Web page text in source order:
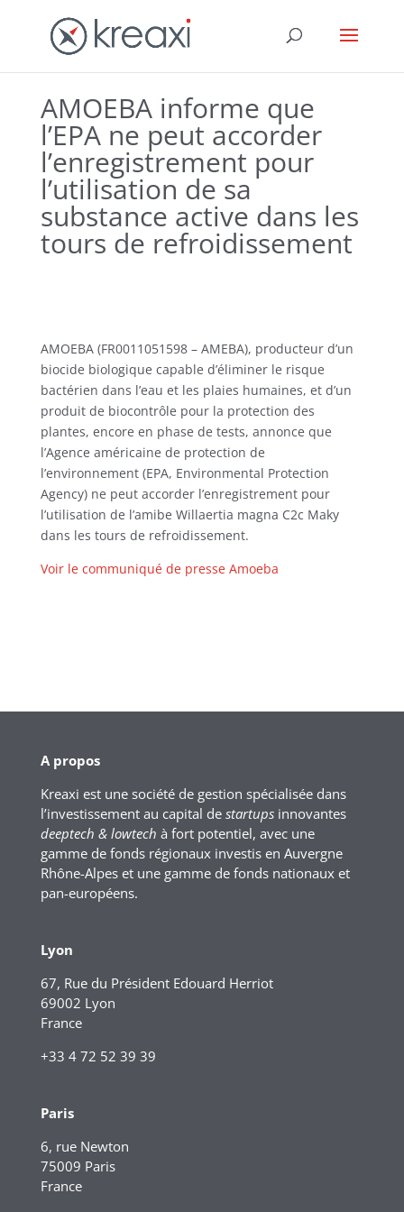
AMOEBA informe que
l’EPA ne peut accorder
l’enregistrement pour
l’utilisation de sa
substance active dans les
tours de refroidissement
AMOEBA (FR0011051598 – AMEBA), producteur d’un
biocide biologique capable d’éliminer le risque
bactérien dans l’eau et les plaies humaines, et d’un
produit de biocontrôle pour la protection des
plantes, encore en phase de tests, annonce que
l’Agence américaine de protection de
l’environnement (EPA, Environmental Protection
Agency) ne peut accorder l’enregistrement pour
l’utilisation de l’amibe Willaertia magna C2c Maky
dans les tours de refroidissement.
Voir le communiqué de presse Amoeba
A propos
Kreaxi est une société de gestion spécialisée dans
l’investissement au capital de startupsinnovantes
deeptech & lowtech à fort potentiel, avec une
gamme de fonds régionaux investis en Auvergne
Rhône-Alpes et une gamme de fonds nationaux et
pan-européens.
Lyon
67, Rue du Président Edouard Herriot
69002 Lyon
France
+33 4 72 52 39 39
Paris
6, rue Newton
75009 Paris
France